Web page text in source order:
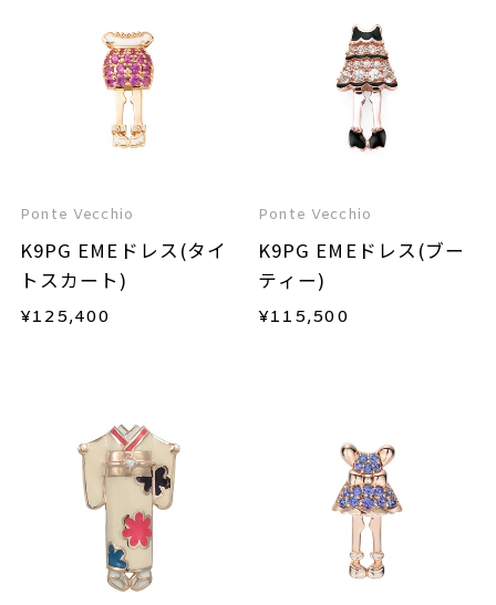
Ponte Vecchio
K9PG EMEドレス(タイ
トスカート)
¥125,400
Ponte Vecchio
K9PG EMEドレス(ブー
ティー)
¥115,500